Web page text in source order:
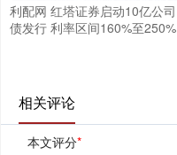
利配网 红塔证券启动10亿公司
债发行 利率区间160%至250%
相关评论
本文评分*